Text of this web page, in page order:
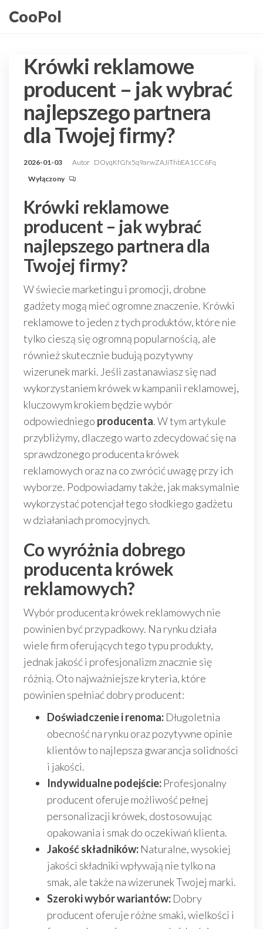
doCooPol
Krówki reklamowe
producent – jak wybrać
najlepszego partnera
dla Twojej firmy?
2026-01-03 Autor DOyqKfGfx5q9arwZAJiThbEA1CC6Fq
Wyłączony
Krówki reklamowe
producent – jak wybrać
najlepszego partnera dla
Twojej firmy?
W świecie marketingu i promocji, drobne
gadżety mogą mieć ogromne znaczenie. Krówki
reklamowe to jeden z tych produktów, które nie
tylko cieszą się ogromną popularnością, ale
również skutecznie budują pozytywny
wizerunek marki. Jeśli zastanawiasz się nad
wykorzystaniem krówek w kampanii reklamowej,
kluczowym krokiem będzie wybór
odpowiedniego producenta. W tym artykule
przybliżymy, dlaczego warto zdecydować się na
sprawdzonego producenta krówek
reklamowych oraz na co zwrócić uwagę przy ich
wyborze. Podpowiadamy także, jak maksymalnie
wykorzystać potencjał tego słodkiego gadżetu
w działaniach promocyjnych.
Co wyróżnia dobrego
producenta krówek
reklamowych?
Wybór producenta krówek reklamowych nie
powinien być przypadkowy. Na rynku działa
wiele firm oferujących tego typu produkty,
jednak jakość i profesjonalizm znacznie się
różnią. Oto najważniejsze kryteria, które
powinien spełniać dobry producent:
Doświadczenie i renoma: Długoletnia
obecność na rynku oraz pozytywne opinie
klientów to najlepsza gwarancja solidności
i jakości.
Indywidualne podejście: Profesjonalny
producent oferuje możliwość pełnej
personalizacji krówek, dostosowując
opakowania i smak do oczekiwań klienta.
Jakość składników: Naturalne, wysokiej
jakości składniki wpływają nie tylko na
smak, ale także na wizerunek Twojej marki.
Szeroki wybór wariantów: Dobry
producent oferuje różne smaki, wielkości i